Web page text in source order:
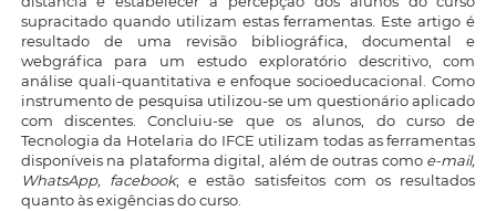
supracitado quando utilizam estas ferramentas. Este artigo é
resultado de uma revisão bibliográfica, documental e
webgráfica para um estudo exploratório descritivo, com
análise quali-quantitativa e enfoque socioeducacional. Como
instrumento de pesquisa utilizou-se um questionário aplicado
com discentes. Concluiu-se que os alunos, do curso de
Tecnologia da Hotelaria do IFCE utilizam todas as ferramentas
disponíveis na plataforma digital, além de outras como e-mail,
WhatsApp, facebook; e estão satisfeitos com os resultados
quanto às exigências do curso.